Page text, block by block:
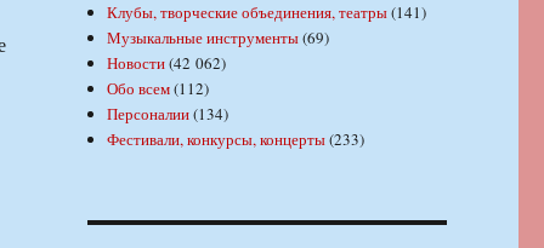
Клубы, творческие объединения, театры(141)
Музыкальные инструменты(69)
Новости(42 062)
Обо всем(112)
Персоналии(134)
Фестивали, конкурсы, концерты(233)